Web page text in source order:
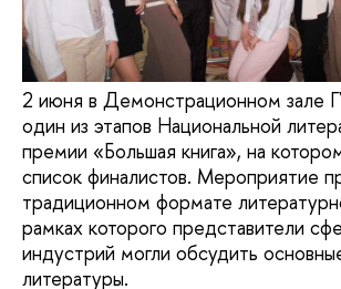
2 июня в Демонстрационном зале
один из этапов Национальной
премии «Большая книга», на
список финалистов. Мероприятие
традиционном формате
рамках которого представители
индустрий могли обсудить
литературы.